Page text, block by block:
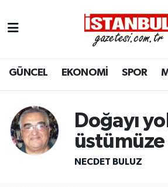
GÜNCEL EKONOMİ SPOR
Doğayı
NECDET BULUZ
EKONOMİ
İSTANBUL
DÜNYA
Nöbetçi Eczaneler
Hava Durumu
Trafik Durumu
Süper Lig Puan Durumu ve
Tüm Manşetler